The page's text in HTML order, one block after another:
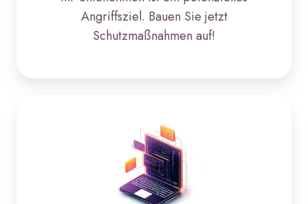
Angriffsziel. Bauen Sie jetzt
Schutzmaßnahmen auf!
&
Cloud
Architektur